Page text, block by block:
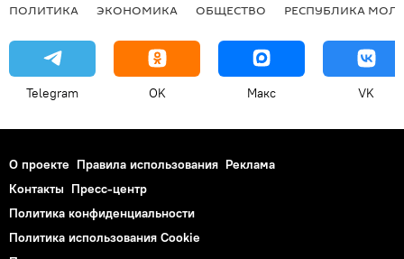
ПОЛИТИКА ЭКОНОМИКА ОБЩЕСТВО РЕСПУБЛИКА
Telegram OK Макс VK
О проекте Правила использования Реклама
Контакты Пресс-центр
Политика конфиденциальности
Политика использования Cookie